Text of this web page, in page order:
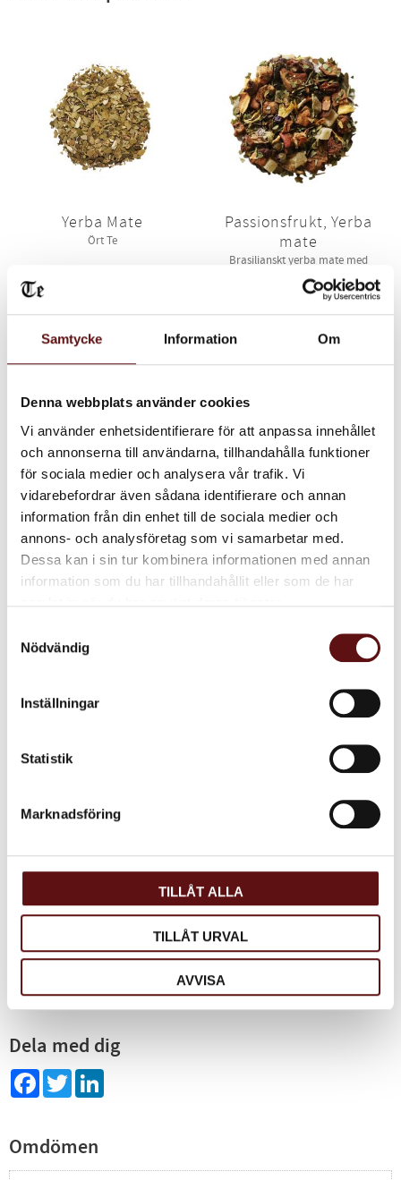
Samtycke Information Om
Denna webbplats använder cookies
Vi använder enhetsidentifierare för att anpassa innehållet
och annonserna till användarna, tillhandahålla funktioner
för sociala medier och analysera vår trafik. Vi
vidarebefordrar även sådana identifierare och annan
information från din enhet till de sociala medier och
annons- och analysföretag som vi samarbetar med.
Dessa kan i sin tur kombinera informationen med annan
information som du har tillhandahållit eller som de har
Nödvändig
Inställningar
Statistik
Marknadsföring
TILLÅT ALLA
TILLÅT URVAL
AVVISA
Yerba Mate
Ört Te
Lägg till i favoriter
Passionsfrukt, Yerba
mate
Brasilianskt yerba mate med
Lägg till i favoriter
Kamomill, örtte
Ört te med kamomill.
Blomster Dans,
Örtte
Lugn & Ro, örtte
En lugnande ört blandning
Dela med dig
Facebook
Twitter
Omdömen